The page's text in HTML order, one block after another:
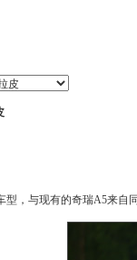
型，与现有的奇瑞A5来自